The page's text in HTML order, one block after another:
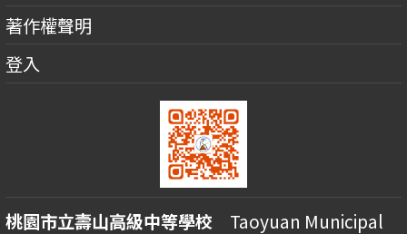
著作權聲明
登入
桃園市立壽山高級中等學校 Taoyuan Municipal